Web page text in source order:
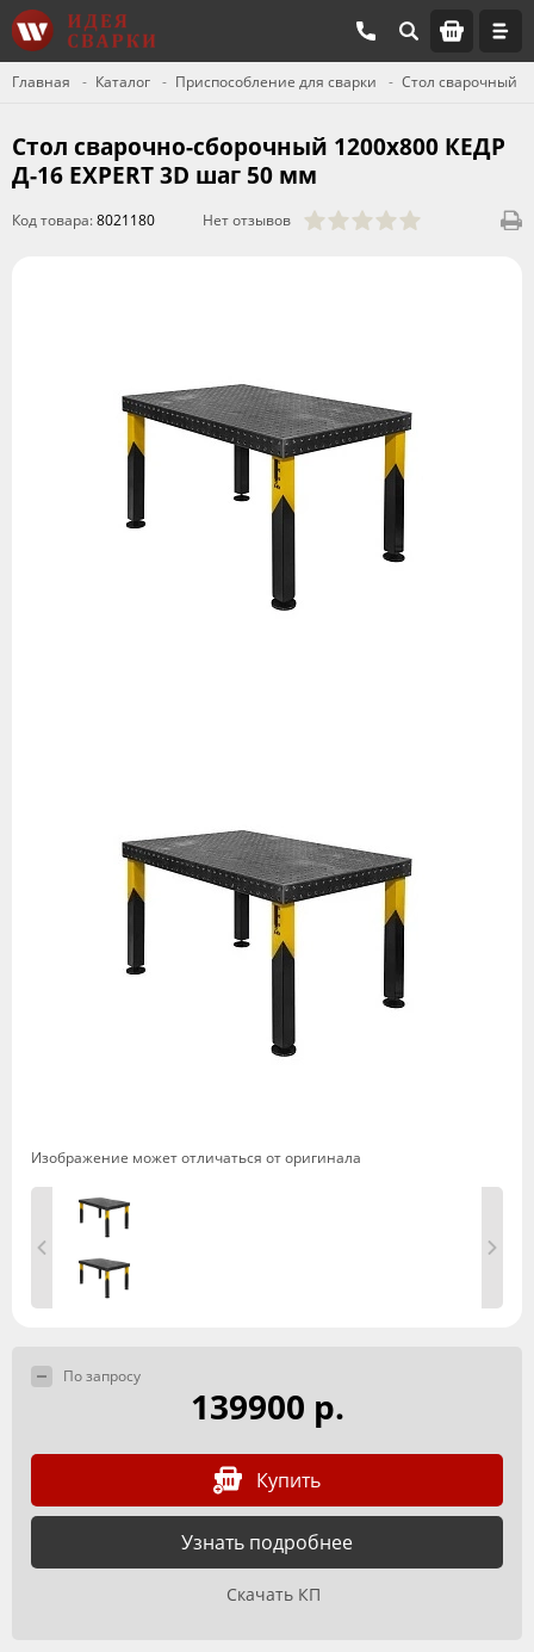
Главная Каталог Приспособление для сварки Стол сварочный
Стол сварочно-сборочный 1200х800 КЕДР
Д-16 EXPERT 3D шаг 50 мм
Код товара:8021180 Нет отзывов
Изображение может отличаться от оригинала
По запросу
139900 р.
Купить
Узнать подробнее
Скачать КП